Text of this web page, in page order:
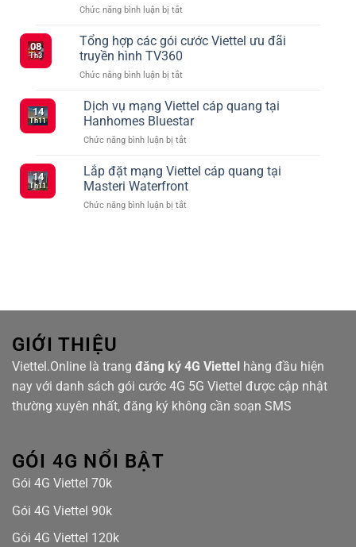
các
cước
hội
tháng
2
Chức năng bình luận bị tắt
Điều
Khi
Ký
5G
–
Nối
Siêu
08
Th3
Tổng hợp các gói cước Viettel ưu đãi
truyền hình TV360
Chức năng bình luận bị tắt
hợp
gói
cước
ưu
đãi
hình
14
Th11
Dịch vụ mạng Viettel cáp quang tại
Hanhomes Bluestar
Chức năng bình luận bị tắt
vụ
mạng
Viettel
cáp
14
Th11
Lắp đặt mạng Viettel cáp quang tại
Masteri Waterfront
Chức năng bình luận bị tắt
Masteri
GIỚI THIỆU
Viettel.Online là trang đăng ký 4G Viettel hàng đầu hiện
nay với danh sách gói cước 4G 5G Viettel được cập nhật
thường xuyên nhất, đăng ký không cần soạn SMS
GÓI 4G NỔI BẬT
Gói 4G Viettel 70k
Gói 4G Viettel 90k
Gói 4G Viettel 120k